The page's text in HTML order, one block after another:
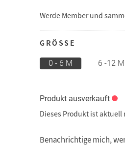
Werde Member und
GRÖSSE
0 - 6 M 6 -12 M
Produkt ausverkauft
Dieses Produkt ist aktuell
Benachrichtige mich,